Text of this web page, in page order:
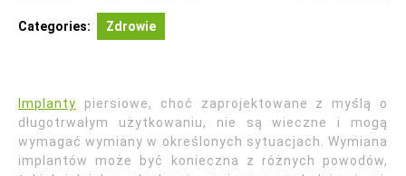
Categories: Zdrowie
Implanty piersiowe, choć zaprojektowane z myślą o
długotrwałym użytkowaniu, nie są wieczne i mogą
wymagać wymiany w określonych sytuacjach. Wymiana
implantów może być konieczna z różnych powodów,